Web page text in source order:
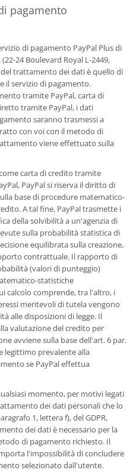
pagamento
di pagamento PayPal Plus di
(22-24 Boulevard Royal L-2449,
trattamento dei dati è quello di
il servizio di pagamento.
tramite PayPal, carta di
tramite PayPal, i dati
saranno trasmessi a
con voi con il metodo di
viene effettuato sulla
carta di credito tramite
PayPal si riserva il diritto di
base di procedure matematico-
A tal fine, PayPal trasmette i
della solvibilità a un'agenzia di
sulla probabilità statistica di
equilibrata sulla creazione,
contrattuale. Il rapporto di
(valori di punteggio)
statistiche
calcolo comprende, tra l'altro, i
meritevoli di tutela vengono
alle disposizioni di legge. Il
valutazione del credito per
avviene sulla base dell'art. 6 par.
legittimo prevalente alla
se PayPal effettua
momento, per motivi legati
dei dati personali che lo
1, lettera f), del GDPR,
dei dati è necessario per la
di pagamento richiesto. Il
l'impossibilità di concludere
selezionato dall'utente.